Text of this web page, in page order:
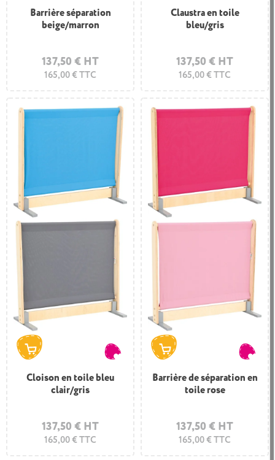
Barrière séparation
beige/marron
137,50 € HT
165,00 € TTC
Claustra en toile
bleu/gris
137,50 € HT
165,00 € TTC
Cloison en toile bleu
clair/gris
137,50 € HT
165,00 € TTC
Barrière de séparation en
toile rose
137,50 € HT
165,00 € TTC